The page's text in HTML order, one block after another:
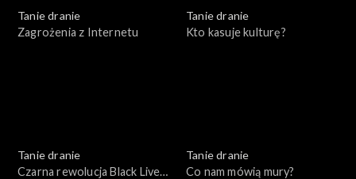
Tanie dranie
Zagrożenia z Internetu
Tanie dranie
Kto kasuje kulturę?
Tanie dranie
Czarna rewolucja Black Lives
Tanie dranie
Co nam mówią mury?